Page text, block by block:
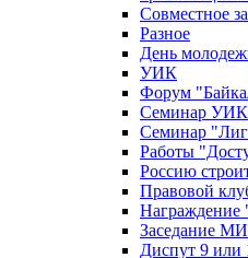
Совместное
Разное
День
УИК
Форум
Семинар УИК
Семинар
Работы
Россию
Правовой
Заседание
Диспут 9 или